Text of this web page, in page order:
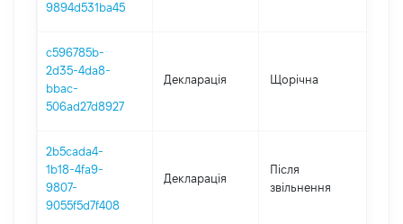
9894d531ba45
c596785b-
2d35-4da8-
bbac-
506ad27d8927
Декларація Щорічна
2b5cada4-
1b18-4fa9-
9807-
9055f5d7f408
Декларація
Після
звільнення